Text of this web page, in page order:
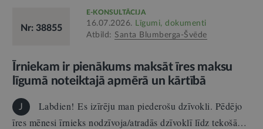
Nr: 38855
E-KONSULTĀCIJA
16.07.2026.
Līgumi, dokumenti
Atbild: Santa Blumberga-Švēde
Īrniekam ir pienākums maksāt īres maksu
līgumā noteiktajā apmērā un kārtībā
J
Labdien! Es izīrēju man piederošu dzīvokli. Pēdējo
īres mēnesi īrnieks nodzīvoja/atradās dzīvoklī līdz tekošā…